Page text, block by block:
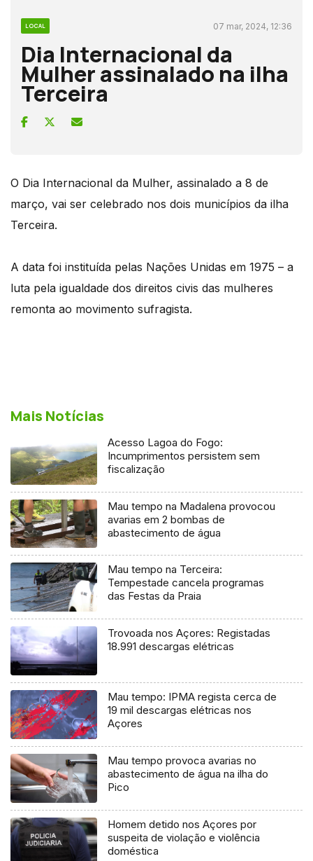
LOCAL 07 mar, 2024, 12:36
Dia Internacional da
Mulher assinalado na ilha
Terceira
O Dia Internacional da Mulher, assinalado a 8 de
março, vai ser celebrado nos dois municípios da ilha
Terceira.
A data foi instituída pelas Nações Unidas em 1975 – a
luta pela igualdade dos direitos civis das mulheres
remonta ao movimento sufragista.
Mais Notícias
Acesso Lagoa do Fogo:
Incumprimentos persistem sem
fiscalização
Mau tempo na Madalena provocou
avarias em 2 bombas de
abastecimento de água
Mau tempo na Terceira:
Tempestade cancela programas
das Festas da Praia
Trovoada nos Açores: Registadas
18.991 descargas elétricas
Mau tempo: IPMA regista cerca de
19 mil descargas elétricas nos
Açores
Mau tempo provoca avarias no
abastecimento de água na ilha do
Pico
Homem detido nos Açores por
suspeita de violação e violência
doméstica